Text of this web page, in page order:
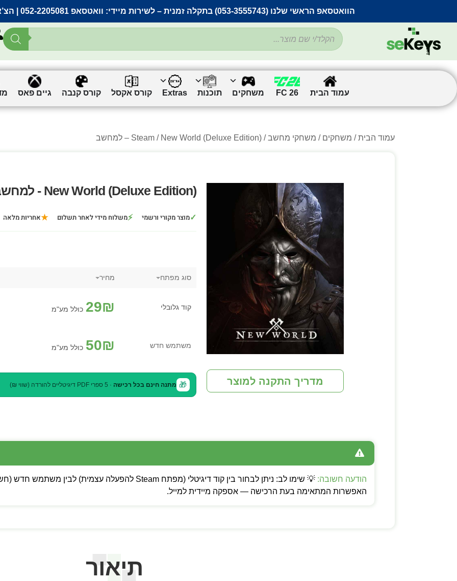
הוואטסאפ הראשי שלנו (053-3555743) בתקלה זמנית – לשירות מיידי: וואטסאפ 052-2205081 |
עמוד הבית FC 26 משחקים תוכנות Extras קורס אקסל קורס קנבה גיים פאס
עמוד הבית/ משחקים / משחקי מחשב /
Steam / New World (Deluxe Edition) – למחשב
מדריך התקנה למוצר
New World (Deluxe Edition) - למחשב
✓מוצר מקורי ורשמי ⚡משלוח מידי לאחר תשלום ★אחריות מלאה
סוג מפתח מחיר
קוד גלובלי 29₪ כולל מע"מ
משתמש חדש 50₪ כולל מע"מ
🎁 מתנה חינם בכל רכישה · 5 ספרי PDF דיגיטליים להורדה (שווי ₪)
הודעה חשובה:
האפשרות המתאימה בעת הרכישה — אספקה מיידית למייל.
תיאור